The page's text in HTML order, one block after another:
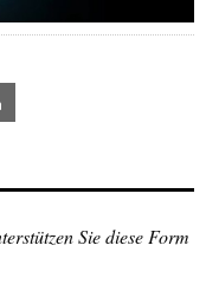
Sie diese Form